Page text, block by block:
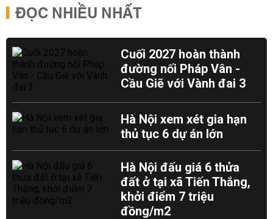
ĐỌC NHIỀU NHẤT
Cuối 2027 hoàn thành
đường nối Pháp Vân -
Cầu Giẽ với Vành đai 3
Hà Nội xem xét gia hạn
thủ tục 6 dự án lớn
Hà Nội đấu giá 6 thửa
đất ở tại xã Tiến Thắng,
khởi điểm 7 triệu
đồng/m2